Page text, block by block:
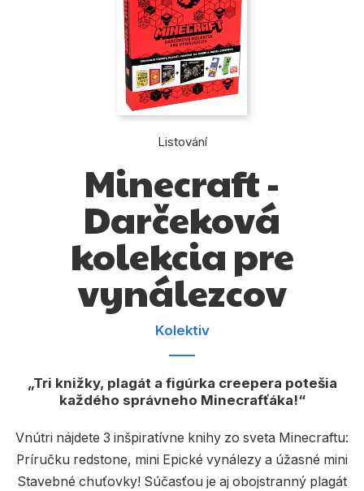
Tipy redakce
Beletrie pro děti
Beletrie pro dospělé
Dárkové publikace
Dárkové zboží
Jazyky
Kuchařky
Poezie
Populárně - naučná pro dospělé
Listování
Minecraft -
Darčeková
kolekcia pre
vynálezcov
Kolektiv
Tri knižky, plagát a figúrka creepera potešia
každého správneho Minecrafťáka!
Vnútri nájdete 3 inšpiratívne knihy zo sveta Minecraftu:
Príručku redstone, mini Epické vynálezy a úžasné mini
Stavebné chuťovky! Súčasťou je aj obojstranný plagát